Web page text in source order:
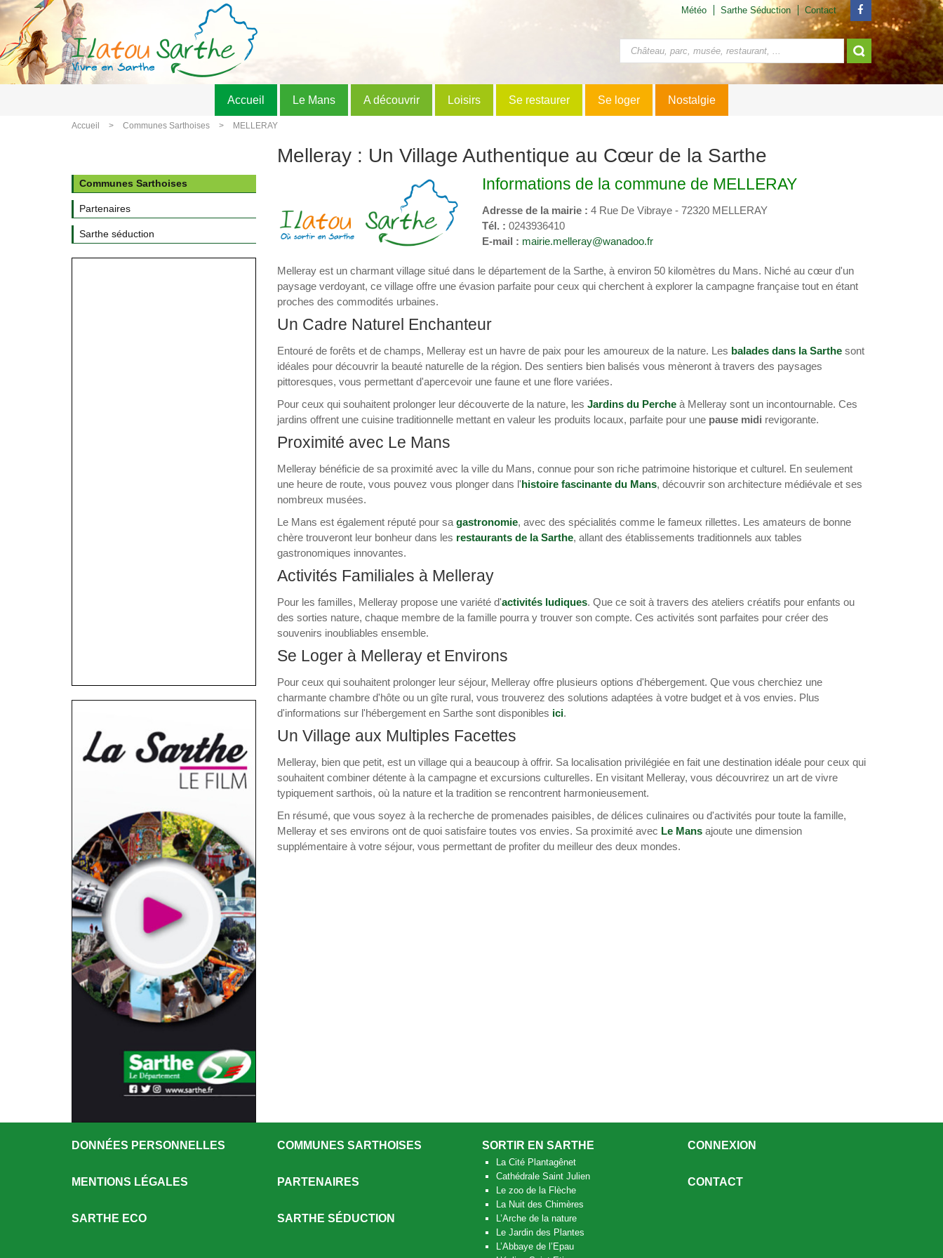
Météo Sarthe Séduction Contact
Accueil Le Mans A découvrir Loisirs Se restaurer Se loger Nostalgie
Accueil Communes Sarthoises MELLERAY
Melleray : Un Village Authentique au Cœur de la Sarthe
Informations de la commune de MELLERAY
Adresse de la mairie : 4 Rue De Vibraye - 72320 MELLERAY
Tél. : 0243936410
E-mail : mairie.melleray@wanadoo.fr
Melleray est un charmant village situé dans le département de la Sarthe, à environ 50 kilomètres du Mans. Niché au cœur d'un
paysage verdoyant, ce village offre une évasion parfaite pour ceux qui cherchent à explorer la campagne française tout en étant
proches des commodités urbaines.
Un Cadre Naturel Enchanteur
Entouré de forêts et de champs, Melleray est un havre de paix pour les amoureux de la nature. Les balades dans la Sarthesont
idéales pour découvrir la beauté naturelle de la région. Des sentiers bien balisés vous mèneront à travers des paysages
pittoresques, vous permettant d'apercevoir une faune et une flore variées.
Pour ceux qui souhaitent prolonger leur découverte de la nature, les Jardins du Percheà Melleray sont un incontournable. Ces
jardins offrent une cuisine traditionnelle mettant en valeur les produits locaux, parfaite pour une pause midi revigorante.
Proximité avec Le Mans
Melleray bénéficie de sa proximité avec la ville du Mans, connue pour son riche patrimoine historique et culturel. En seulement
une heure de route, vous pouvez vous plonger dans l'histoire fascinante du Mans, découvrir son architecture médiévale et ses
nombreux musées.
Le Mans est également réputé pour sa gastronomie, avec des spécialités comme le fameux rillettes. Les amateurs de bonne
chère trouveront leur bonheur dans les restaurants de la Sarthe, allant des établissements traditionnels aux tables
gastronomiques innovantes.
Activités Familiales à Melleray
Pour les familles, Melleray propose une variété d'activités ludiques. Que ce soit à travers des ateliers créatifs pour enfants ou
des sorties nature, chaque membre de la famille pourra y trouver son compte. Ces activités sont parfaites pour créer des
souvenirs inoubliables ensemble.
Se Loger à Melleray et Environs
Pour ceux qui souhaitent prolonger leur séjour, Melleray offre plusieurs options d'hébergement. Que vous cherchiez une
charmante chambre d'hôte ou un gîte rural, vous trouverez des solutions adaptées à votre budget et à vos envies. Plus
d'informations sur l'hébergement en Sarthe sont disponibles ici.
Un Village aux Multiples Facettes
Melleray, bien que petit, est un village qui a beaucoup à offrir. Sa localisation privilégiée en fait une destination idéale pour ceux qui
souhaitent combiner détente à la campagne et excursions culturelles. En visitant Melleray, vous découvrirez un art de vivre
typiquement sarthois, où la nature et la tradition se rencontrent harmonieusement.
En résumé, que vous soyez à la recherche de promenades paisibles, de délices culinaires ou d'activités pour toute la famille,
Melleray et ses environs ont de quoi satisfaire toutes vos envies. Sa proximité avec Le Mansajoute une dimension
supplémentaire à votre séjour, vous permettant de profiter du meilleur des deux mondes.
Communes Sarthoises
Partenaires
Sarthe séduction
DONNÉES PERSONNELLES
MENTIONS LÉGALES
SARTHE ECO
COMMUNES SARTHOISES
PARTENAIRES
SARTHE SÉDUCTION
SORTIR EN SARTHE
La Cité Plantagênet
Cathédrale Saint Julien
Le zoo de la Flèche
La Nuit des Chimères
L’Arche de la nature
Le Jardin des Plantes
L’Abbaye de l’Epau
CONNEXION
CONTACT